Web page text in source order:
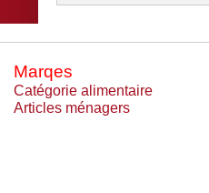
Marqes
Catégorie alimentaire
Articles ménagers